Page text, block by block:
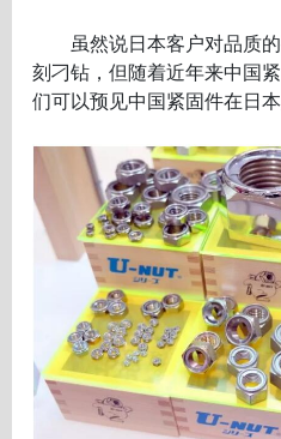
虽然说日本客户对品质的
刻刁钻，但随着近年来中国
们可以预见中国紧固件在日